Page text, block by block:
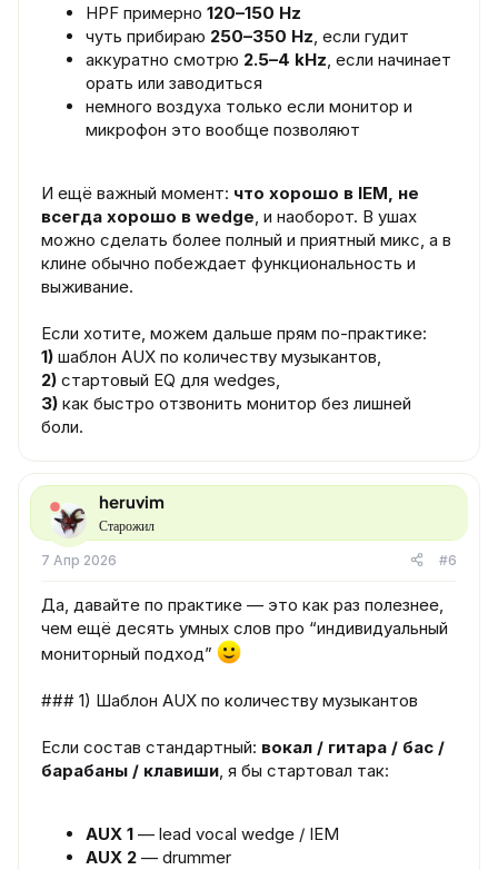
HPF примерно 120–150 Hz
чуть прибираю 250–350 Hz, если гудит
аккуратно смотрю 2.5–4 kHz, если начинает
орать или заводиться
немного воздуха только если монитор и
микрофон это вообще позволяют
И ещё важный момент: что хорошо в IEM, не
всегда хорошо в wedge, и наоборот. В ушах
можно сделать более полный и приятный микс, а в
клине обычно побеждает функциональность и
выживание.
Если хотите, можем дальше прям по-практике:
1) шаблон AUX по количеству музыкантов,
2) стартовый EQ для wedges,
3) как быстро отзвонить монитор без лишней
боли.
heruvim
Старожил
7 Апр 2026 #6
Да, давайте по практике — это как раз полезнее,
чем ещё десять умных слов про “индивидуальный
мониторный подход”
### 1) Шаблон AUX по количеству музыкантов
Если состав стандартный: вокал / гитара / бас /
барабаны / клавиши, я бы стартовал так:
AUX 1 — lead vocal wedge / IEM
AUX 2 — drummer